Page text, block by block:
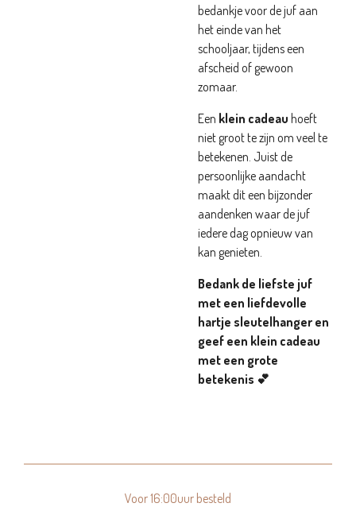
bedankje voor de juf aan
het einde van het
schooljaar, tijdens een
afscheid of gewoon
zomaar.
Een klein cadeau hoeft
niet groot te zijn om veel te
betekenen. Juist de
persoonlijke aandacht
maakt dit een bijzonder
aandenken waar de juf
iedere dag opnieuw van
kan genieten.
Bedank de liefste juf
met een liefdevolle
hartje sleutelhanger en
geef een klein cadeau
met een grote
betekenis 💕
Voor 16:00uur besteld